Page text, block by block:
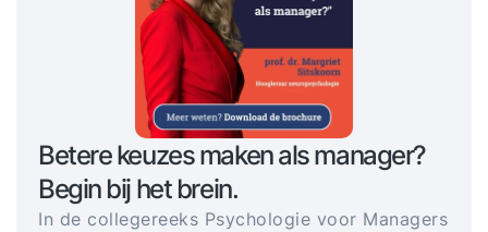
Betere keuzes maken als manager?
Begin bij het brein.
In de collegereeks Psychologie voor Managers